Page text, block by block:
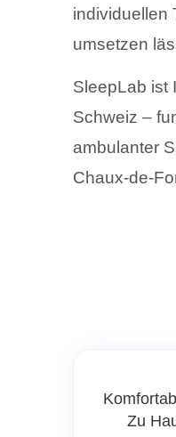
individuellen
umsetzen
SleepLab ist
Schweiz –
ambulanter
Chaux-de-
Zu